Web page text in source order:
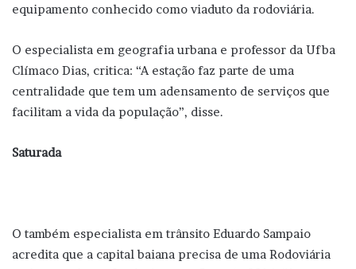
equipamento conhecido como viaduto da rodoviária.
O especialista em geografia urbana e professor da Ufba
Clímaco Dias, critica: “A estação faz parte de uma
centralidade que tem um adensamento de serviços que
facilitam a vida da população”, disse.
Saturada
O também especialista em trânsito Eduardo Sampaio
acredita que a capital baiana precisa de uma Rodoviária